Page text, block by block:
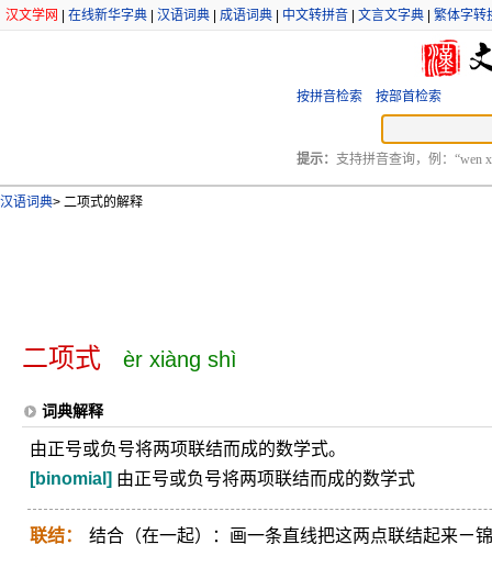
汉文学网 在线新华字典 汉语词典 成语词典 中文转拼音 文言文字典 繁体字转
按拼音检索 按部首检索
提示： 支持拼音查询，例：“wen
汉语词典> 二项式的解释
二项式 èr xiàng shì
词典解释
由正号或负号将两项联结而成的数学式。
[binomial] 由正号或负号将两项联结而成的数学式
联结： 结合（在一起）：画一条直线把这两点联结起来ㄧ